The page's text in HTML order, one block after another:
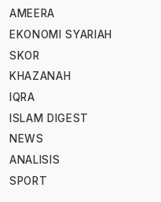
AMEERA
EKONOMI SYARIAH
SKOR
KHAZANAH
IQRA
ISLAM DIGEST
NEWS
ANALISIS
SPORT